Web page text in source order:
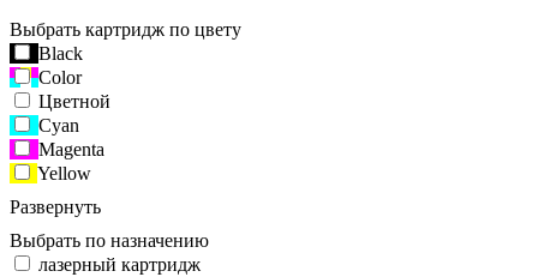
Выбрать картридж по цвету
Black
Color
Цветной
Cyan
Magenta
Yellow
Развернуть
Выбрать по назначению
лазерный картридж